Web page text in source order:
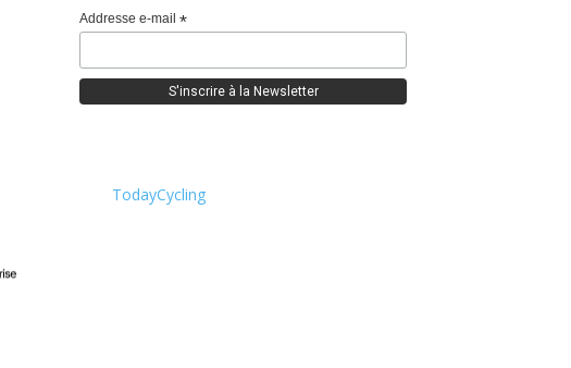
Addresse e-mail *
TodayCycling